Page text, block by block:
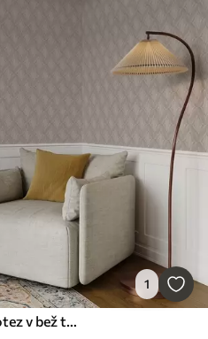
1
Mehak vzorec diagonalnih potez v bež tonih